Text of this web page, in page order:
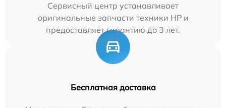
Сервисный центр устанавливает
оригинальные запчасти техники HP и
предоставляет гарантию до 3 лет.
Бесплатная доставка